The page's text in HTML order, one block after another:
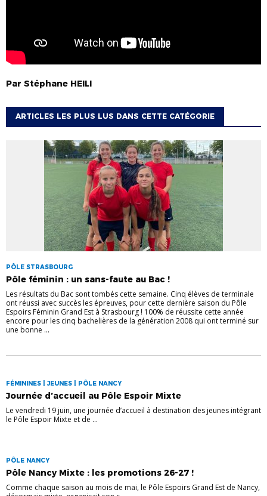
Par Stéphane HEILI
ARTICLES LES PLUS LUS DANS CETTE CATÉGORIE
PÔLE STRASBOURG
Pôle féminin : un sans-faute au Bac !
Les résultats du Bac sont tombés cette semaine. Cinq élèves de terminale
ont réussi avec succès les épreuves, pour cette dernière saison du Pôle
Espoirs Féminin Grand Est à Strasbourg ! 100% de réussite cette année
encore pour les cinq bachelières de la génération 2008 qui ont terminé sur
une bonne ...
FÉMININES | JEUNES | PÔLE NANCY
Journée d’accueil au Pôle Espoir Mixte
Le vendredi 19 juin, une journée d’accueil à destination des jeunes intégrant
le Pôle Espoir Mixte et de ...
PÔLE NANCY
Pôle Nancy Mixte : les promotions 26-27 !
Comme chaque saison au mois de mai, le Pôle Espoirs Grand Est de Nancy,